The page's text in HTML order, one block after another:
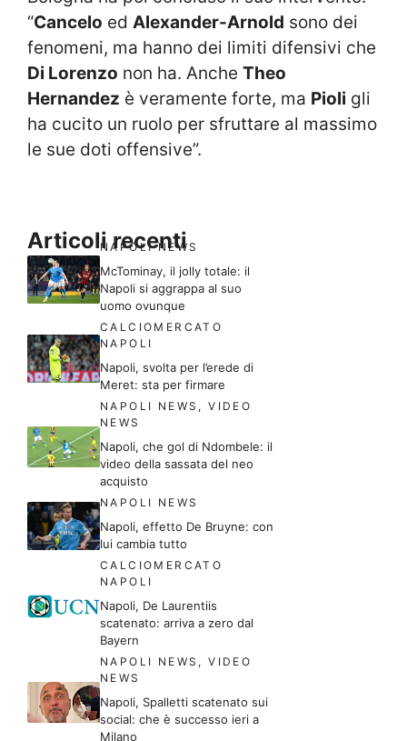
“Cancelo ed Alexander-Arnold sono dei
fenomeni, ma hanno dei limiti difensivi che
Di Lorenzo non ha. Anche Theo
Hernandez è veramente forte, ma Pioli gli
ha cucito un ruolo per sfruttare al massimo
le sue doti offensive”.
Articoli recenti
NAPOLI NEWS
McTominay, il jolly totale: il
Napoli si aggrappa al suo
uomo ovunque
CALCIOMERCATO
NAPOLI
Napoli, svolta per l’erede di
Meret: sta per firmare
NAPOLI NEWS ,VIDEO
NEWS
Napoli, che gol di Ndombele: il
video della sassata del neo
acquisto
NAPOLI NEWS
Napoli, effetto De Bruyne: con
lui cambia tutto
CALCIOMERCATO
NAPOLI
Napoli, De Laurentiis
scatenato: arriva a zero dal
Bayern
NAPOLI NEWS ,VIDEO
NEWS
Napoli, Spalletti scatenato sui
social: che è successo ieri a
Milano